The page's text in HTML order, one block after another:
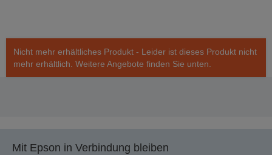
Nicht mehr erhältliches Produkt - Leider ist dieses Produkt nicht
mehr erhältlich. Weitere Angebote finden Sie unten.
Mit Epson in Verbindung bleiben